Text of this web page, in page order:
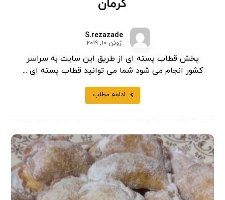
کرمان
S.rezazade
ژوئن ۱۰, ۲۰۱۹
پخش قطاب پسته ای از طریق این سایت به سراسر
کشور انجام می شود شما می توانید قطاب پسته ای ...
ادامه مطلب